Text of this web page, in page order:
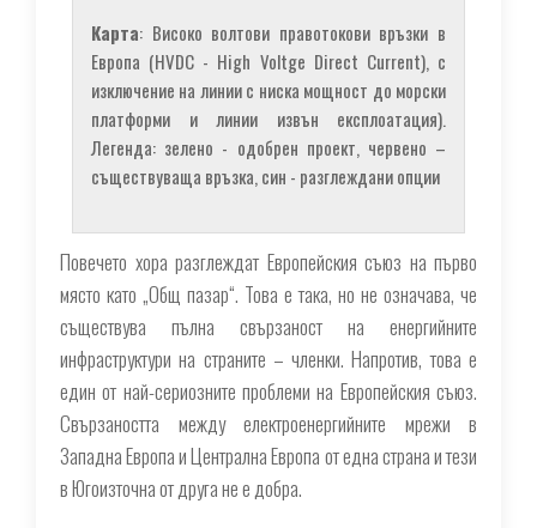
Карта: Високо волтови правотокови връзки в
Европа (HVDC - High Voltge Direct Current), с
изключение на линии с ниска мощност до морски
платформи и линии извън експлоатация).
Легенда: зелено - одобрен проект, червено –
съществуваща връзка, син - разглеждани опции
Повечето хора разглеждат Европейския съюз на първо
място като „Общ пазар“. Това е така, но не означава, че
съществува пълна свързаност на енергийните
инфраструктури на страните – членки. Напротив, това е
един от най-сериозните проблеми на Европейския съюз.
Свързаността между електроенергийните мрежи в
Западна Европа и Централна Европа от една страна и тези
в Югоизточна от друга не е добра.